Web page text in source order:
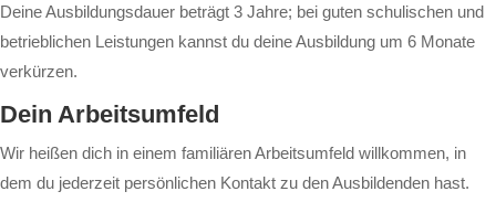
Deine Ausbildungsdauer beträgt 3 Jahre; bei guten schulischen und
betrieblichen Leistungen kannst du deine Ausbildung um 6 Monate
verkürzen.
Dein Arbeitsumfeld
Wir heißen dich in einem familiären Arbeitsumfeld willkommen, in
dem du jederzeit persönlichen Kontakt zu den Ausbildenden hast.